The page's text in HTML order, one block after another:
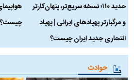
حدید ۱۱۰؛ نسخه سریع‌تر، پنهان‌کارتر
و مرگبارتر پهپادهای ایرانی | پهپاد
انتحاری جدید ایران چیست؟
چیست؟
حوادث